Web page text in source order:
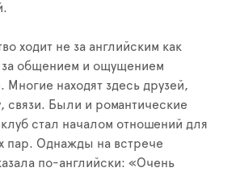
ходит не за английским как
за общением и ощущением
Многие находят здесь друзей,
связи. Были и романтические
стал началом отношений для
пар. Однажды на встрече
по-английски: «Очень